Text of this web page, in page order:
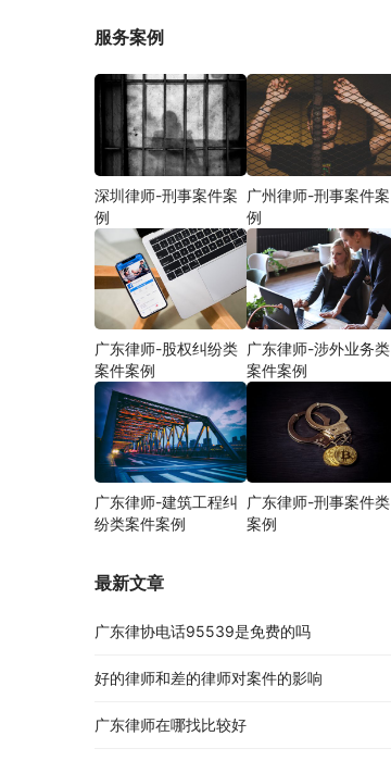
服务案例
深圳律师-刑事案件案
例
广州律师-刑事案件案
例
广东律师-股权纠纷类
案件案例
广东律师-涉外业务类
案件案例
广东律师-建筑工程纠
纷类案件案例
广东律师-刑事案件类
案例
最新文章
广东律协电话95539是免费的吗
好的律师和差的律师对案件的影响
广东律师在哪找比较好